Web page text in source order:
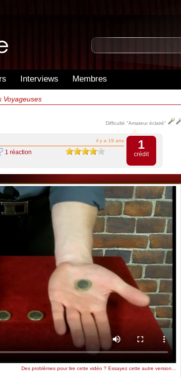
Interviews Membres
Voyageuses
Difficulté "Amateur éclairé"
il y a 19 ans
1 réaction
1
crédit
Des problèmes pour lire cette vidéo ? Essayez cette autre version...